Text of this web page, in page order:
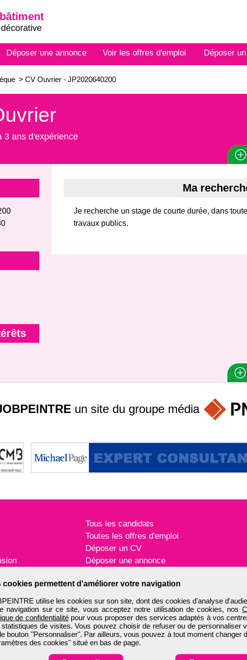
Déposer une annonce Voir les offres d'emploi Déposer
> CV Ouvrier - JP2020640200
3 ans d'expérience
Ma
Je recherche un stage de courte durée, dans
travaux publics.
cookies permettent d'améliorer votre navigation
utilise les cookies sur son site, dont des cookies d'analyse
navigation sur ce site, vous acceptez notre utilisation de cookies, nos
de confidentialitépour vous proposer des services adaptés à vos
de visites. Vous pouvez choisir de refuser ou de personnaliser
bouton "Personnaliser". Par ailleurs, vous pouvez à tout moment changer
des cookies" situé en bas de page.
un site du groupe média
Tous les candidats
Toutes les offres d'emploi
Déposer un CV
Déposer une annonce